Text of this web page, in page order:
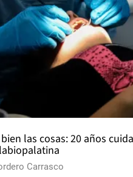
las cosas: 20 años
Carrasco